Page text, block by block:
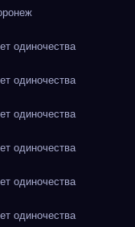
одиночества
одиночества
одиночества
одиночества
одиночества
одиночества